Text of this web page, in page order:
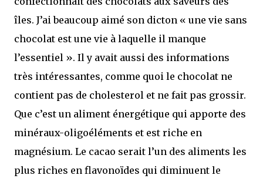
îles. J’ai beaucoup aimé son dicton « une vie sans
chocolat est une vie à laquelle il manque
l’essentiel ». Il y avait aussi des informations
très intéressantes, comme quoi le chocolat ne
contient pas de cholesterol et ne fait pas grossir.
Que c’est un aliment énergétique qui apporte des
minéraux-oligoéléments et est riche en
magnésium. Le cacao serait l’un des aliments les
plus riches en flavonoïdes qui diminuent le